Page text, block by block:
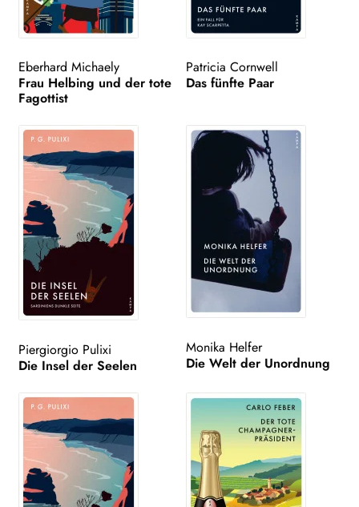
Eberhard Michaely
Frau Helbing und der tote
Fagottist
Patricia Cornwell
Das fünfte Paar
Piergiorgio Pulixi
Die Insel der Seelen
Monika Helfer
Die Welt der Unordnung